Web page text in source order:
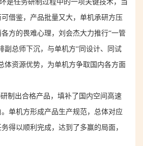
任务研制过程中的一项关键技术，当
借鉴，产品批量又大，单机承研方压
各方的畏难心理，刘会杰大力推行“一管
副总师下沉， 与单机方“同设计、同试
体资源优势，为单机方争取 国内各方面
制出合格产品，填补了国内空间高速
单机方形成产品生产规范，总体对应
得以顺利完成，达到了多赢的局面 ，